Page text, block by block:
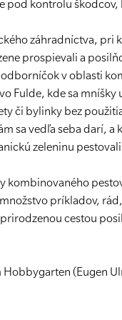
pod kontrolu škodcov,
záhradníctva, pri
prospievali a
v oblasti
Fulde, kde sa mníšky
či bylinky bez
sa vedľa seba darí, a
zeleninu
kombinovaného
príkladov,
cestou
(Eugen